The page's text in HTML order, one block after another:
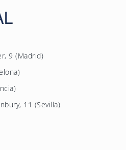
9 (Madrid)
11 (Sevilla)